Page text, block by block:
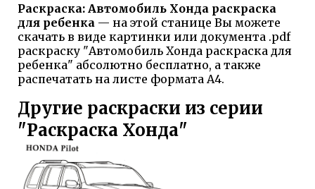
Раскраска: Автомобиль Хонда раскраска
для ребенка — на этой станице Вы можете
скачать в виде картинки или документа .pdf
раскраску "Автомобиль Хонда раскраска для
ребенка" абсолютно бесплатно, а также
распечатать на листе формата А4.
Другие раскраски из серии
"Раскраска Хонда"